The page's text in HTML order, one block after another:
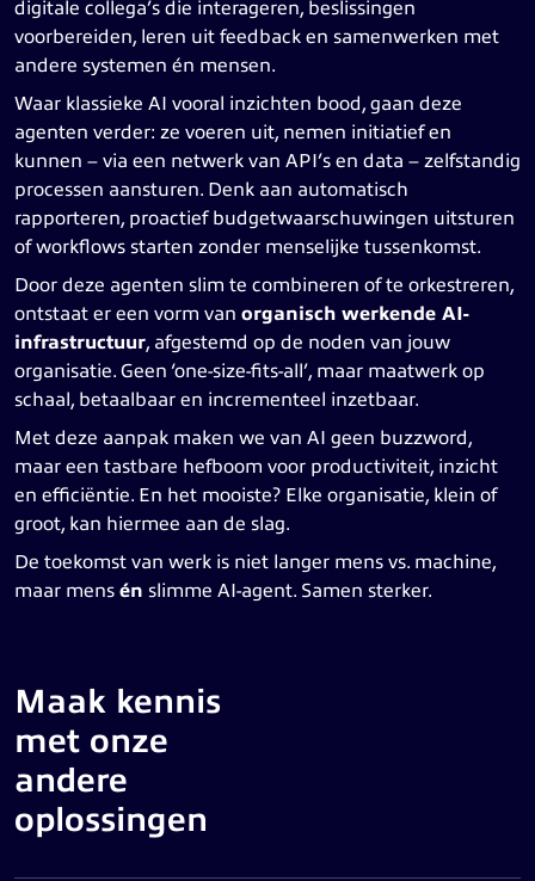
digitale collega’s die interageren, beslissingen
voorbereiden, leren uit feedback en samenwerken met
andere systemen én mensen.
Waar klassieke AI vooral inzichten bood, gaan deze
agenten verder: ze voeren uit, nemen initiatief en
kunnen – via een netwerk van API’s en data – zelfstandig
processen aansturen. Denk aan automatisch
rapporteren, proactief budgetwaarschuwingen uitsturen
of workflows starten zonder menselijke tussenkomst.
Door deze agenten slim te combineren of te orkestreren,
ontstaat er een vorm van organisch werkende AI-
infrastructuur, afgestemd op de noden van jouw
organisatie. Geen ‘one-size-fits-all’, maar maatwerk op
schaal, betaalbaar en incrementeel inzetbaar.
Met deze aanpak maken we van AI geen buzzword,
maar een tastbare hefboom voor productiviteit, inzicht
en efficiëntie. En het mooiste? Elke organisatie, klein of
groot, kan hiermee aan de slag.
De toekomst van werk is niet langer mens vs. machine,
maar mens én slimme AI-agent. Samen sterker.
Maak kennis
met onze
andere
oplossingen